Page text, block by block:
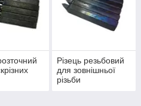
Різець резьбовий
для зовнішньої
різьби